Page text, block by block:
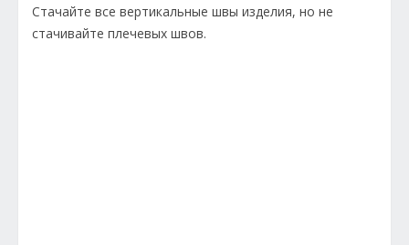
Стачайте все вертикальные швы изделия, но не
стачивайте плечевых швов.